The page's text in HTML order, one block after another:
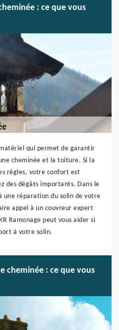
: ce que vous
qui permet de garantir
cheminée et la toiture. Si la
règles, votre confort est
des dégâts importants. Dans le
une réparation du solin de votre
appel à un couvreur expert
Ramonage peut vous aider si
à votre solin.
cheminée : ce que vous